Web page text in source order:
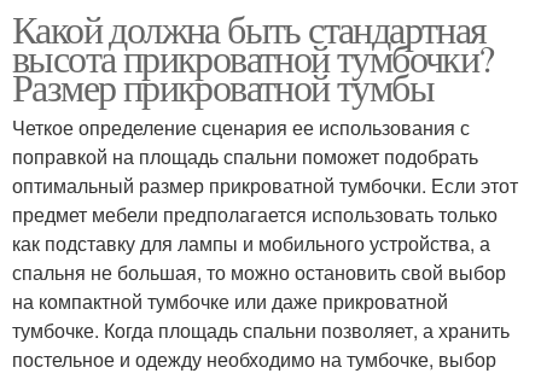
Какой должна быть стандартная
высота прикроватной тумбочки?
Размер прикроватной тумбы
Четкое определение сценария ее использования с
поправкой на площадь спальни поможет подобрать
оптимальный размер прикроватной тумбочки. Если этот
предмет мебели предполагается использовать только
как подставку для лампы и мобильного устройства, а
спальня не большая, то можно остановить свой выбор
на компактной тумбочке или даже прикроватной
тумбочке. Когда площадь спальни позволяет, а хранить
постельное и одежду необходимо на тумбочке, выбор